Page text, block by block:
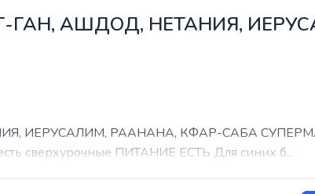
ГАН, АШДОД, НЕТАНИЯ,
ИЕРУСАЛИМ, РААНАНА, КФАР-САБА
сверхурочные ПИТАНИЕ ЕСТЬ Для синих б...